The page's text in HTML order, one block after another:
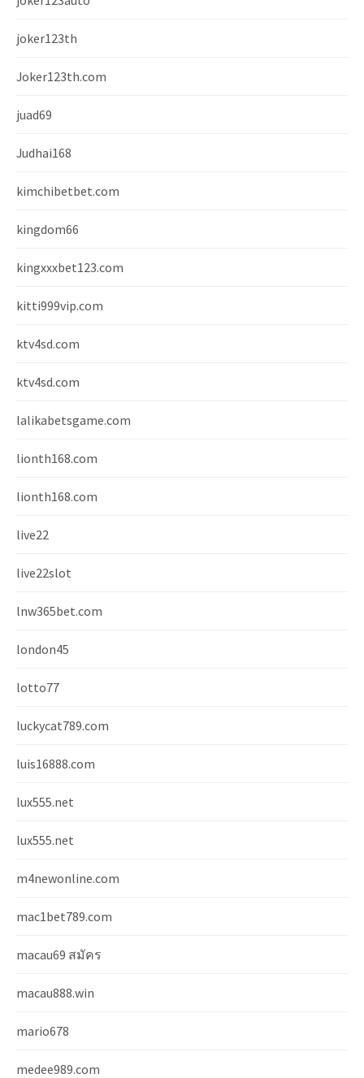
joker123th
Joker123th.com
juad69
Judhai168
kimchibetbet.com
kingdom66
kingxxxbet123.com
kitti999vip.com
ktv4sd.com
ktv4sd.com
lalikabetsgame.com
lionth168.com
lionth168.com
live22
live22slot
lnw365bet.com
london45
lotto77
luckycat789.com
luis16888.com
lux555.net
lux555.net
m4newonline.com
mac1bet789.com
macau69 สมัคร
macau888.win
mario678
medee989.com